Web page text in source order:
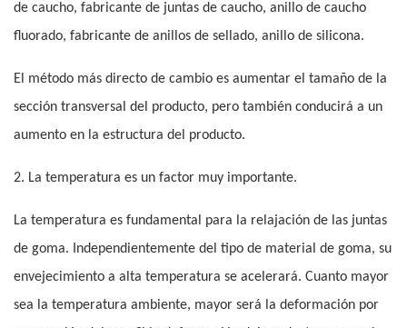
de caucho, fabricante de juntas de caucho, anillo de caucho
fluorado, fabricante de anillos de sellado, anillo de silicona.
El método más directo de cambio es aumentar el tamaño de la
sección transversal del producto, pero también conducirá a un
aumento en la estructura del producto.
2. La temperatura es un factor muy importante.
La temperatura es fundamental para la relajación de las juntas
de goma. Independientemente del tipo de material de goma, su
envejecimiento a alta temperatura se acelerará. Cuanto mayor
sea la temperatura ambiente, mayor será la deformación por